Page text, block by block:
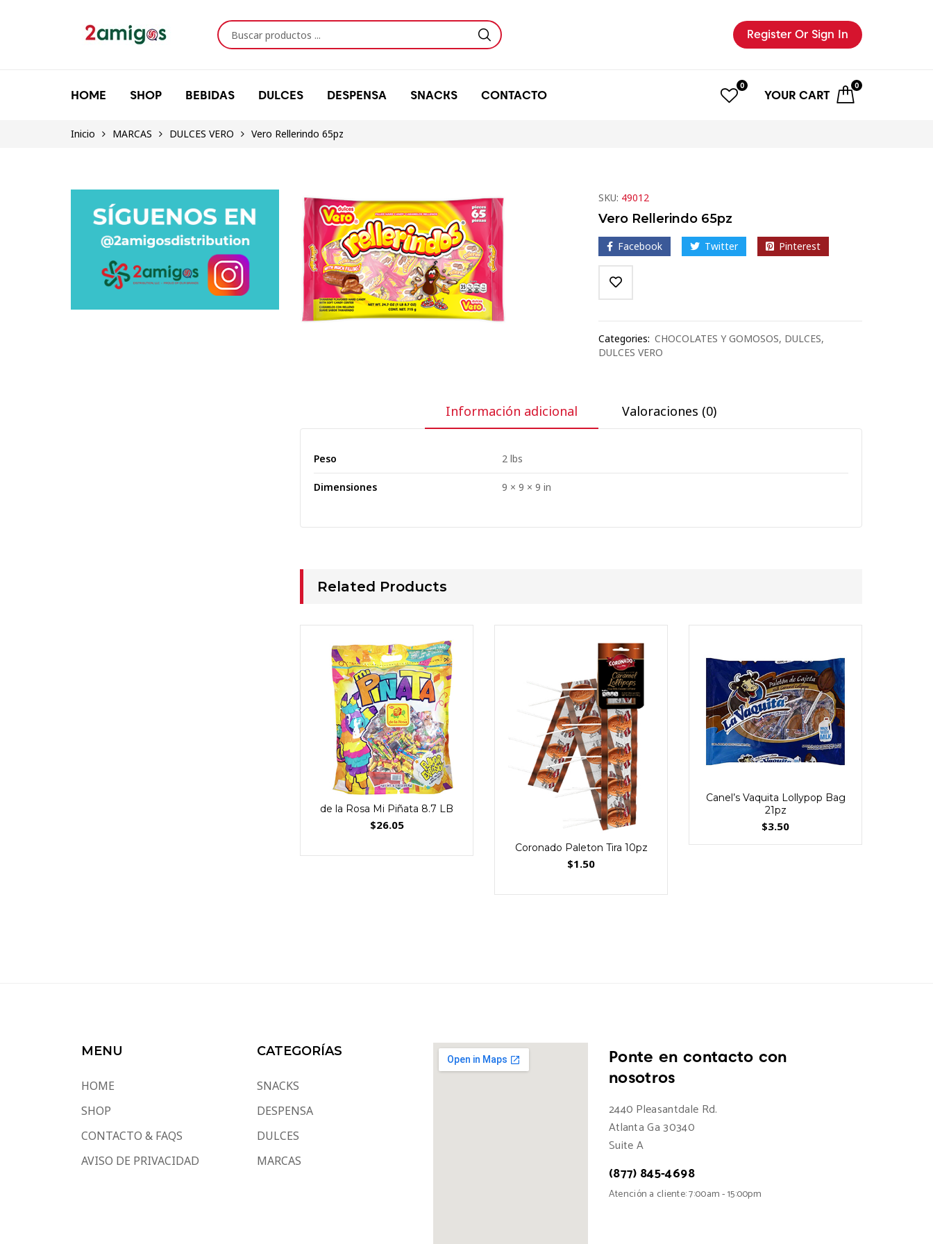
Register Or Sign In
HOME SHOP BEBIDAS DULCES DESPENSA SNACKS CONTACTO
0 0
YOUR CART
Inicio MARCAS DULCES VERO Vero Rellerindo 65pz
SKU: 49012
Vero Rellerindo 65pz
Facebook Twitter Pinterest
Categories: CHOCOLATES Y GOMOSOS, DULCES,
DULCES VERO
Información adicional Valoraciones (0)
Peso 2 lbs
Dimensiones 9 × 9 × 9 in
Related Products
de la Rosa Mi Piñata 8.7 LB
$26.05
Coronado Paleton Tira 10pz
$1.50
Canel’s Vaquita Lollypop Bag
21pz
$3.50
MENU
HOME
SHOP
CONTACTO & FAQS
AVISO DE PRIVACIDAD
CATEGORÍAS
SNACKS
DESPENSA
DULCES
MARCAS
Ponte en contacto con
nosotros
2440 Pleasantdale Rd.
Atlanta Ga 30340
Suite A
(877) 845-4698
Atención a cliente: 7:00am - 15:00pm